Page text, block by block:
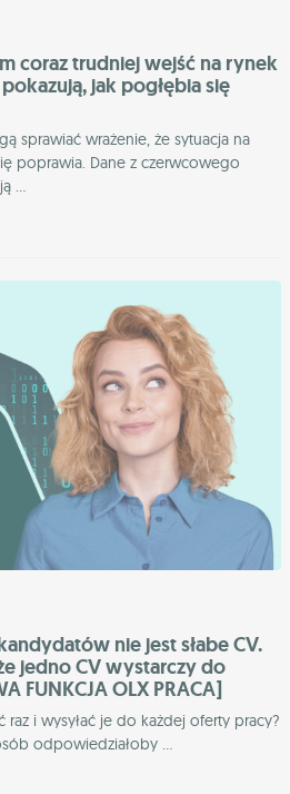
coraz trudniej wejść na rynek
jak pogłębia się
sprawiać wrażenie, że sytuacja na
poprawia. Dane z czerwcowego
...
nie jest słabe CV.
jedno CV wystarczy do
FUNKCJA OLX PRACA]
raz i wysyłać je do każdej oferty pracy?
odpowiedziałoby ...